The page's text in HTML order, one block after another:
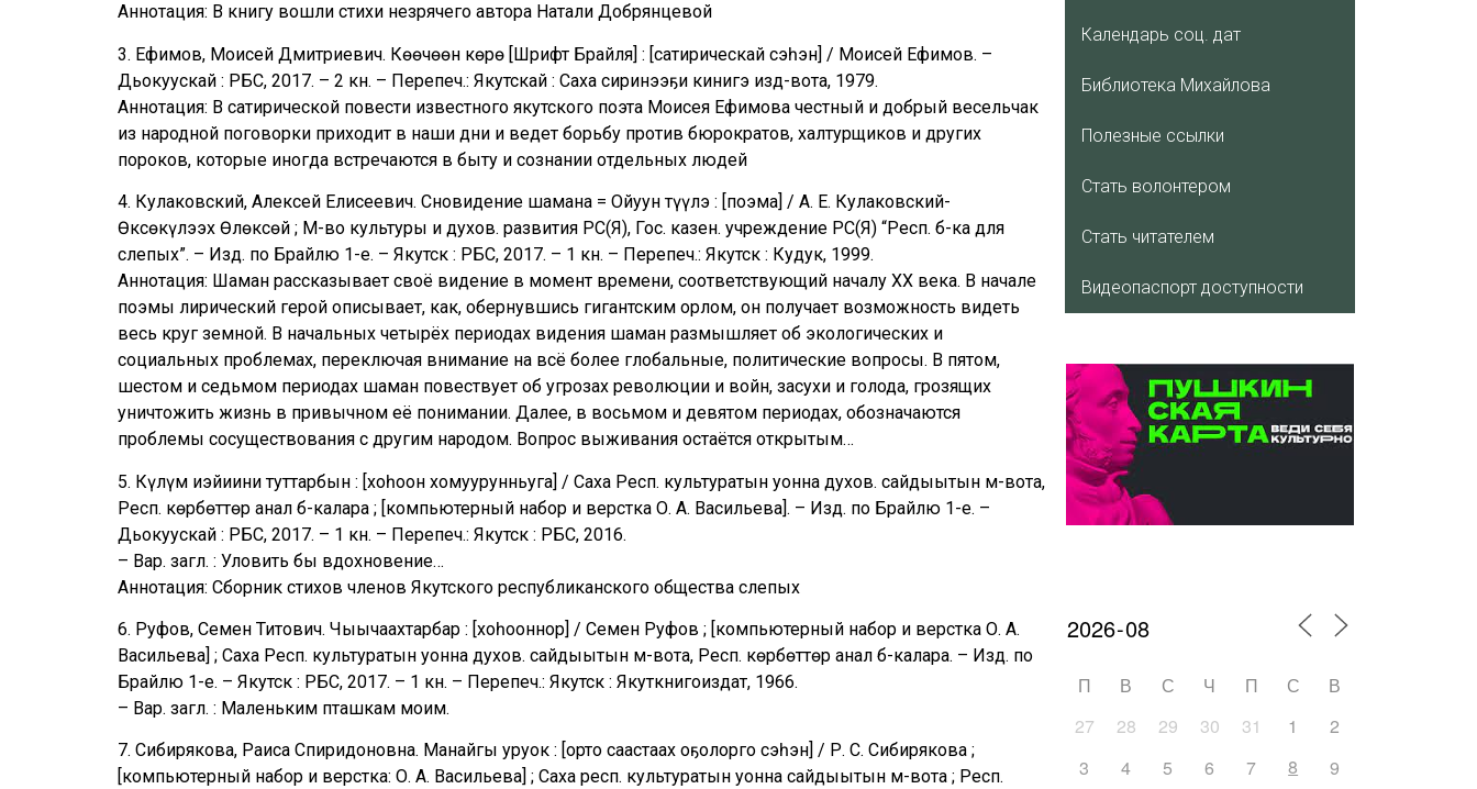
Аннотация: В книгу вошли стихи незрячего автора Натали Добрянцевой
3. Ефимов, Моисей Дмитриевич. Көөчөөн көрө [Шрифт Брайля] : [сатирическай сэһэн] / Моисей Ефимов. –
Дьокуускай : РБС, 2017. – 2 кн. – Перепеч.: Якутскай : Саха сиринээҕи кинигэ изд-вота, 1979.
Аннотация: В сатирической повести известного якутского поэта Моисея Ефимова честный и добрый весельчак
из народной поговорки приходит в наши дни и ведет борьбу против бюрократов, халтурщиков и других
пороков, которые иногда встречаются в быту и сознании отдельных людей
4. Кулаковский, Алексей Елисеевич. Сновидение шамана = Ойуун түүлэ : [поэма] / А. Е. Кулаковский-
Өксөкүлээх Өлөксөй ; М-во культуры и духов. развития РС(Я), Гос. казен. учреждение РС(Я) “Респ. б-ка для
слепых”. – Изд. по Брайлю 1-е. – Якутск : РБС, 2017. – 1 кн. – Перепеч.: Якутск : Кудук, 1999.
Аннотация: Шаман рассказывает своё видение в момент времени, соответствующий началу XX века. В начале
поэмы лирический герой описывает, как, обернувшись гигантским орлом, он получает возможность видеть
весь круг земной. В начальных четырёх периодах видения шаман размышляет об экологических и
социальных проблемах, переключая внимание на всё более глобальные, политические вопросы. В пятом,
шестом и седьмом периодах шаман повествует об угрозах революции и войн, засухи и голода, грозящих
уничтожить жизнь в привычном её понимании. Далее, в восьмом и девятом периодах, обозначаются
проблемы сосуществования с другим народом. Вопрос выживания остаётся открытым…
5. Күлүм иэйиини туттарбын : [хоһоон хомуурунньуга] / Саха Респ. культуратын уонна духов. сайдыытын м-вота,
Респ. көрбөттөр анал б-калара ; [компьютерный набор и верстка О. А. Васильева]. – Изд. по Брайлю 1-е. –
Дьокуускай : РБС, 2017. – 1 кн. – Перепеч.: Якутск : РБС, 2016.
– Вар. загл. : Уловить бы вдохновение…
Аннотация: Сборник стихов членов Якутского республиканского общества слепых
6. Руфов, Семен Титович. Чыычаахтарбар : [хоһооннор] / Семен Руфов ; [компьютерный набор и верстка О. А.
Васильева] ; Саха Респ. культуратын уонна духов. сайдыытын м-вота, Респ. көрбөттөр анал б-калара. – Изд. по
Брайлю 1-е. – Якутск : РБС, 2017. – 1 кн. – Перепеч.: Якутск : Якуткнигоиздат, 1966.
– Вар. загл. : Маленьким пташкам моим.
7. Сибирякова, Раиса Спиридоновна. Маҥнайгы уруок : [орто саастаах оҕолорго сэһэн] / Р. С. Сибирякова ;
[компьютерный набор и верстка: О. А. Васильева] ; Саха респ. культуратын уонна сайдыытын м-вота ; Респ.
Календарь соц. дат
Библиотека Михайлова
Полезные ссылки
Стать волонтером
Стать читателем
Видеопаспорт доступности
П В С Ч П С
В
27
28 29 30 31 1
2
3
4 5 6 7 8
9